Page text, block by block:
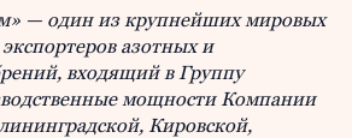
— один из крупнейших мировых
азотных и
входящий в Группу
мощности Компании
Кировской,